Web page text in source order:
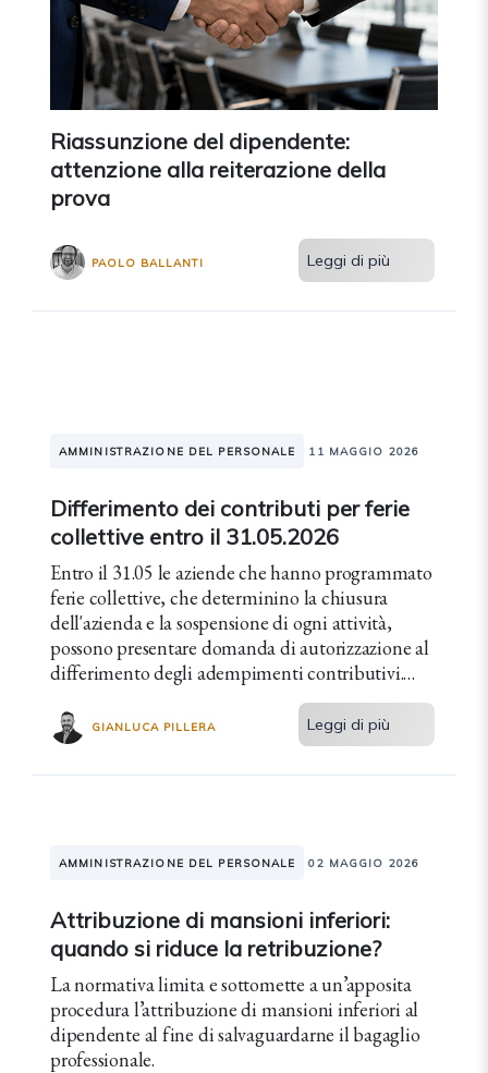
Riassunzione del dipendente:
attenzione alla reiterazione della
prova
PAOLO BALLANTI Leggi di più
AMMINISTRAZIONE DEL PERSONALE 11 MAGGIO 2026
Differimento dei contributi per ferie
collettive entro il 31.05.2026
Entro il 31.05 le aziende che hanno programmato
ferie collettive, che determinino la chiusura
dell'azienda e la sospensione di ogni attività,
possono presentare domanda di autorizzazione al
differimento degli adempimenti contributivi.
GIANLUCA PILLERA Leggi di più
AMMINISTRAZIONE DEL PERSONALE 02 MAGGIO 2026
Attribuzione di mansioni inferiori:
quando si riduce la retribuzione?
La normativa limita e sottomette a un’apposita
procedura l’attribuzione di mansioni inferiori al
dipendente al fine di salvaguardarne il bagaglio
professionale.